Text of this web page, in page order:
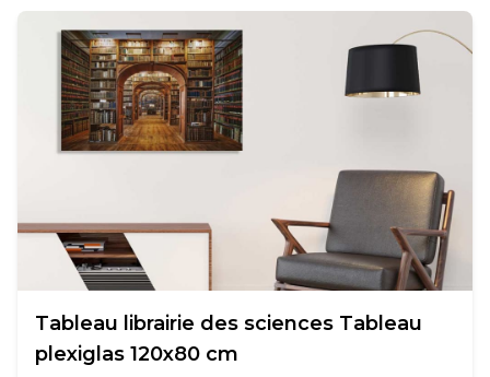
Tableau librairie des sciences Tableau
plexiglas 120x80 cm